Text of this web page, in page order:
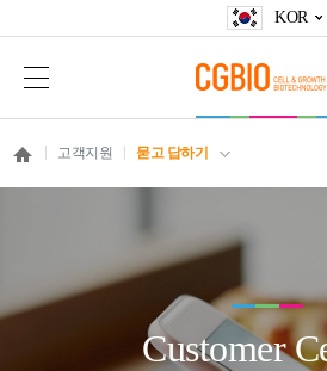
KOR
고객지원 묻고 답하기
Customer